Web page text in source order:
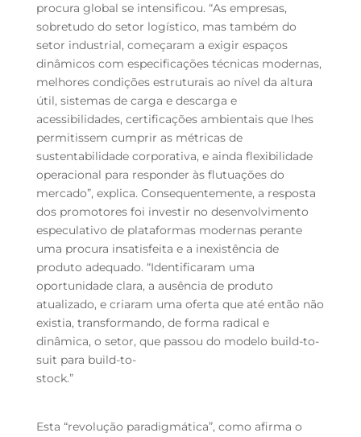
procura global se intensificou. “As empresas,
sobretudo do setor logístico, mas também do
setor industrial, começaram a exigir espaços
dinâmicos com especificações técnicas modernas,
melhores condições estruturais ao nível da altura
útil, sistemas de carga e descarga e
acessibilidades, certificações ambientais que lhes
permitissem cumprir as métricas de
sustentabilidade corporativa, e ainda flexibilidade
operacional para responder às flutuações do
mercado”, explica. Consequentemente, a resposta
dos promotores foi investir no desenvolvimento
especulativo de plataformas modernas perante
uma procura insatisfeita e a inexistência de
produto adequado. “Identificaram uma
oportunidade clara, a ausência de produto
atualizado, e criaram uma oferta que até então não
existia, transformando, de forma radical e
dinâmica, o setor, que passou do modelo build-to-
suit para build-to-
stock.”
Esta “revolução paradigmática”, como afirma o